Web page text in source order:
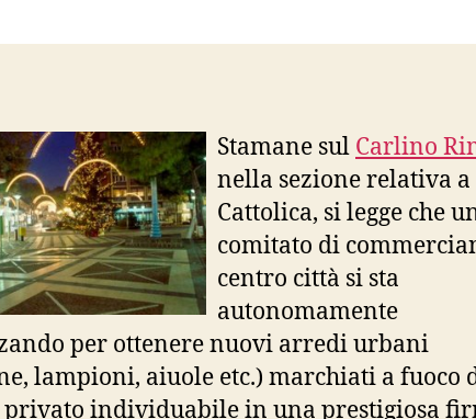
Stamane sul Carlino
nella sezione relativa a
Cattolica, si legge che
comitato di
centro città si sta
autonomamente
per ottenere nuovi arredi urbani
lampioni, aiuole etc.) marchiati a fuoco
privato individuabile in una prestigiosa